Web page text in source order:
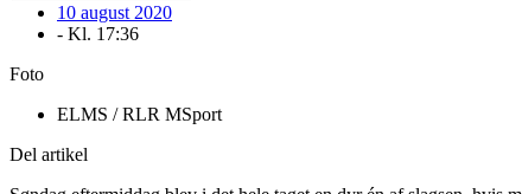
10 august 2020
- Kl. 17:36
Foto
ELMS / RLR MSport
Del artikel